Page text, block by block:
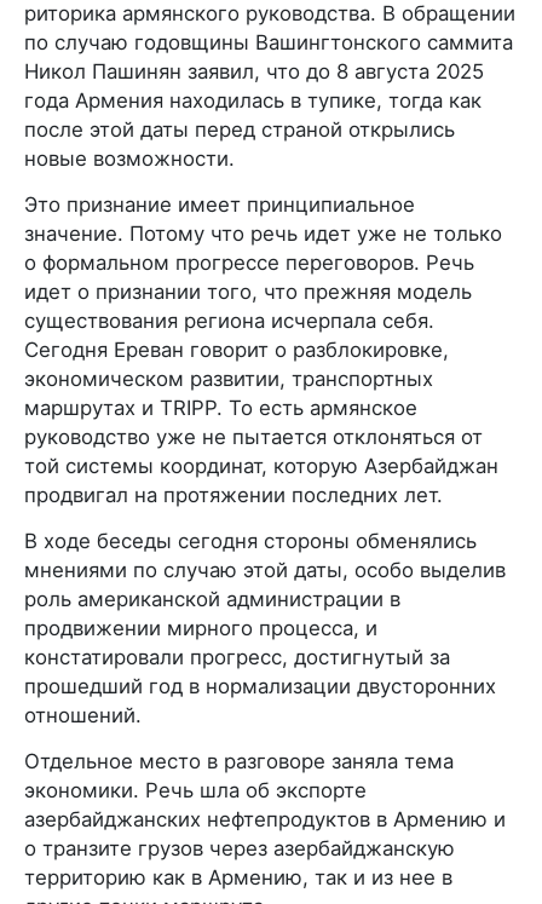
риторика армянского руководства. В обращении
по случаю годовщины Вашингтонского саммита
Никол Пашинян заявил, что до 8 августа 2025
года Армения находилась в тупике, тогда как
после этой даты перед страной открылись
новые возможности.
Это признание имеет принципиальное
значение. Потому что речь идет уже не только
о формальном прогрессе переговоров. Речь
идет о признании того, что прежняя модель
существования региона исчерпала себя.
Сегодня Ереван говорит о разблокировке,
экономическом развитии, транспортных
маршрутах и TRIPP. То есть армянское
руководство уже не пытается отклоняться от
той системы координат, которую Азербайджан
продвигал на протяжении последних лет.
В ходе беседы сегодня стороны обменялись
мнениями по случаю этой даты, особо выделив
роль американской администрации в
продвижении мирного процесса, и
констатировали прогресс, достигнутый за
прошедший год в нормализации двусторонних
отношений.
Отдельное место в разговоре заняла тема
экономики. Речь шла об экспорте
азербайджанских нефтепродуктов в Армению и
о транзите грузов через азербайджанскую
территорию как в Армению, так и из нее в